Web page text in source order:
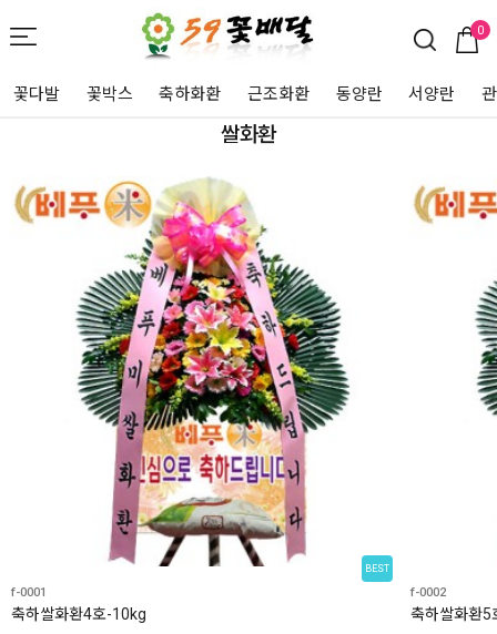
0
꽃다발 꽃박스 축하화환 근조화환 동양란 서양란
쌀화환
BEST
f-0001
축하쌀화환4호-10kg
f-0002
축하쌀화환